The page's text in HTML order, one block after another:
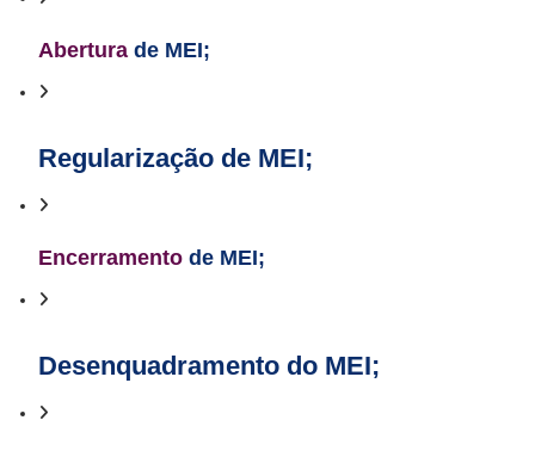
Aberturade MEI;
Regularização de MEI;
Encerramentode MEI;
Desenquadramento do MEI;